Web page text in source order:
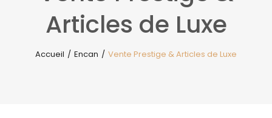
Articles de Luxe
Accueil / Encan / Vente Prestige & Articles de Luxe